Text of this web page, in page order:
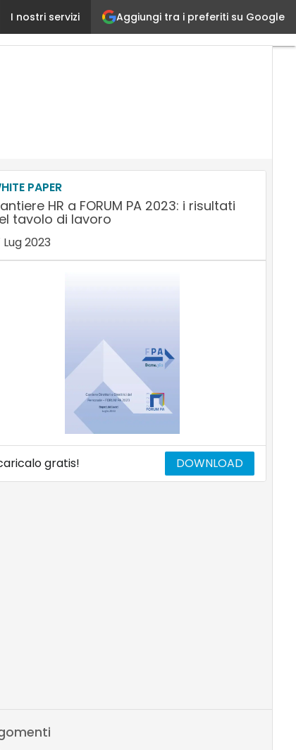
Aggiungi tra i preferiti su Google
I nostri servizi
con il software, senza il sussidio
PAPER
HR a FORUM PA 2023: i risultati
tavolo di lavoro
Lug 2023
gratis! DOWNLOAD